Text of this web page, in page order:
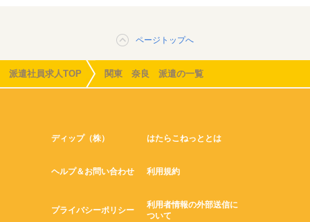
ページトップへ
派遣社員求人TOP 関東 奈良 派遣の一覧
ディップ（株） はたらこねっととは
ヘルプ＆お問い合わせ 利用規約
プライバシーポリシー
利用者情報の外部送信に
ついて